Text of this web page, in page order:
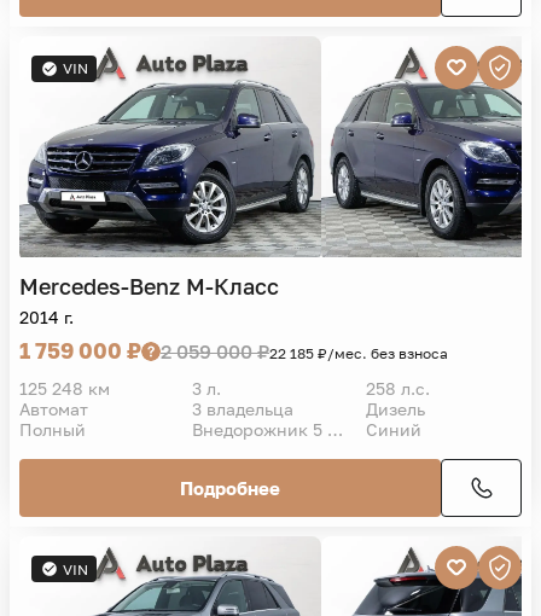
VIN
Mercedes-Benz M-Класс
2014 г.
1 759 000 ₽ 2 059 000 ₽22 185 ₽/мес. без взноса
125 248 км 3 л.
258 л.с.
Автомат
3 владельца
Дизель
Полный
Внедорожник 5 дв. Синий
Подробнее
VIN